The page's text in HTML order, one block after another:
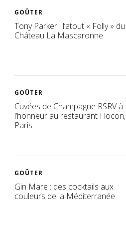
GOÛTER
Tony Parker : l’atout « Folly » du
Château La Mascaronne
GOÛTER
Cuvées de Champagne RSRV à
l’honneur au restaurant Flocon,
Paris
GOÛTER
Gin Mare : des cocktails aux
couleurs de la Méditerranée